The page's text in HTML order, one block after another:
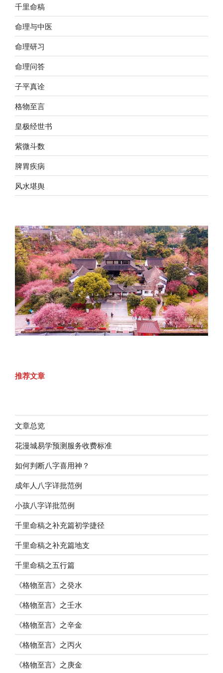
千里命稿
命理与中医
命理研习
命理问答
子平真诠
格物至言
皇极经世书
紫微斗数
脾胃疾病
风水堪舆
推荐文章
文章总览
花漫城易学预测服务收费标准
如何判断八字喜用神？
成年人八字详批范例
小孩八字详批范例
千里命稿之补充篇初学捷径
千里命稿之补充篇地支
千里命稿之五行篇
《格物至言》之癸水
《格物至言》之壬水
《格物至言》之辛金
《格物至言》之丙火
《格物至言》之庚金